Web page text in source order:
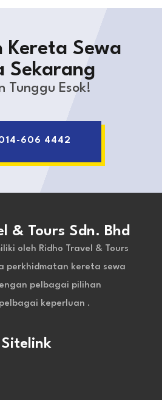
Kereta Sewa
Sekarang
Tunggu Esok!
606 4442
& Tours Sdn. Bhd
oleh Ridho Travel & Tours
perkhidmatan kereta sewa
pelbagai pilihan
keperluan .
Sitelink